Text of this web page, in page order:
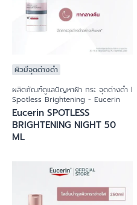
ผิวมีจุดด่างดำ
ผลิตภัณฑ์ดูแลปัญหาฝ้า กระ จุดด่างดำ l
Spotless Brightening - Eucerin
Eucerin SPOTLESS
BRIGHTENING NIGHT 50
ML